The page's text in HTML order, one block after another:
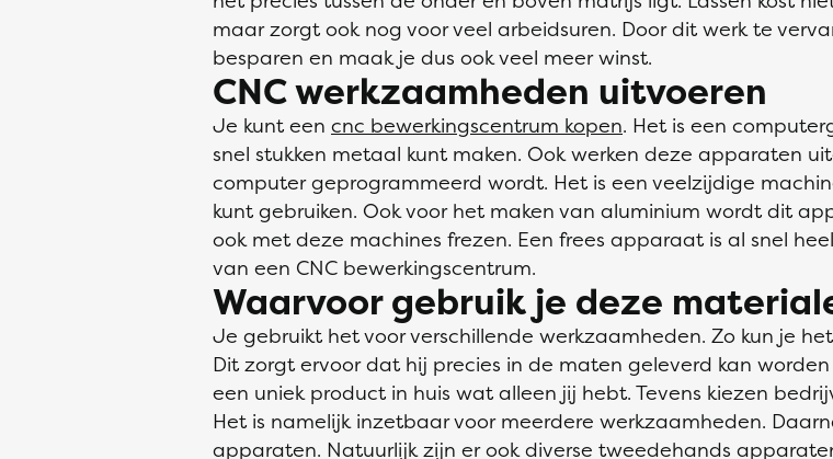
maar zorgt ook nog voor veel arbeidsuren. Door dit werk te
besparen en maak je dus ook veel meer winst.
CNC werkzaamheden uitvoeren
Je kunt een cnc bewerkingscentrum kopen. Het is een
snel stukken metaal kunt maken. Ook werken deze apparaten
computer geprogrammeerd wordt. Het is een veelzijdige
kunt gebruiken. Ook voor het maken van aluminium wordt dit
ook met deze machines frezen. Een frees apparaat is al snel
van een CNC bewerkingscentrum.
Waarvoor gebruik je deze
Je gebruikt het voor verschillende werkzaamheden. Zo kun je
Dit zorgt ervoor dat hij precies in de maten geleverd kan
een uniek product in huis wat alleen jij hebt. Tevens kiezen
Het is namelijk inzetbaar voor meerdere werkzaamheden.
apparaten. Natuurlijk zijn er ook diverse tweedehands